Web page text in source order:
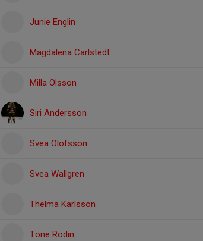
Junie Englin
Magdalena Carlstedt
Milla Olsson
Siri Andersson
Svea Olofsson
Svea Wallgren
Thelma Karlsson
Tone Rödin